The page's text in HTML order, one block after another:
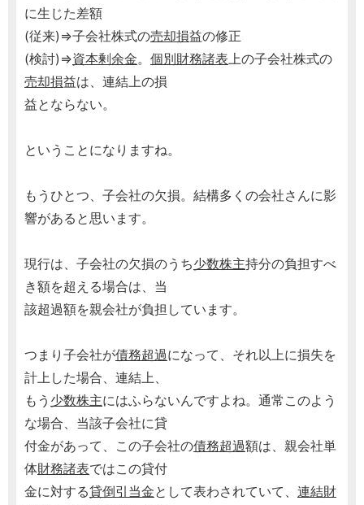
に生じた差額
(従来)⇒子会社株式の売却損益の修正
(検討)⇒資本剰余金。 個別財務諸表上の子会社株式の
売却損益は、連結上の損
益とならない。
ということになりますね。
もうひとつ、子会社の欠損。結構多くの会社さんに影
響があると思います。
現行は、子会社の欠損のうち少数株主持分の負担すべ
き額を超える場合は、当
該超過額を親会社が負担しています。
つまり子会社が債務超過になって、それ以上に損失を
計上した場合、連結上、
もう 少数株主にはふらないんですよね。通常このよう
な場合、当該子会社に貸
付金があって、この子会社の債務超過額は、親会社単
体財務諸表ではこの貸付
金に対する貸倒引当金として表わされていて、 連結財